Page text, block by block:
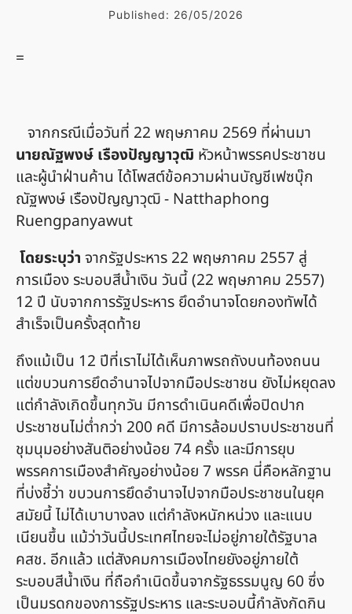
Published: 26/05/2026
=
จากกรณีเมื่อวันที่ 22 พฤษภาคม 2569 ที่ผ่านมา
นายณัฐพงษ์ เรืองปัญญาวุฒิ หัวหน้าพรรคประชาชน
และผู้นำฝ่านค้าน ได้โพสต์ข้อความผ่านบัญชีเฟซบุ๊ก
ณัฐพงษ์ เรืองปัญญาวุฒิ - Natthaphong
Ruengpanyawut
โดยระบุว่า จากรัฐประหาร 22 พฤษภาคม 2557 สู่
การเมือง ระบอบสีน้ำเงิน วันนี้ (22 พฤษภาคม 2557)
12 ปี นับจากการรัฐประหาร ยึดอำนาจโดยกองทัพได้
สำเร็จเป็นครั้งสุดท้าย
ถึงแม้เป็น 12 ปีที่เราไม่ได้เห็นภาพรถถังบนท้องถนน
แต่ขบวนการยึดอำนาจไปจากมือประชาชน ยังไม่หยุดลง
แต่กำลังเกิดขึ้นทุกวัน มีการดำเนินคดีเพื่อปิดปาก
ประชาชนไม่ต่ำกว่า 200 คดี มีการล้อมปราบประชาชนที่
ชุมนุมอย่างสันติอย่างน้อย 74 ครั้ง และมีการยุบ
พรรคการเมืองสำคัญอย่างน้อย 7 พรรค นี่คือหลักฐาน
ที่บ่งชี้ว่า ขบวนการยึดอำนาจไปจากมือประชาชนในยุค
สมัยนี้ ไม่ได้เบาบางลง แต่กำลังหนักหน่วง และแนบ
เนียนขึ้น แม้ว่าวันนี้ประเทศไทยจะไม่อยู่ภายใต้รัฐบาล
คสช. อีกแล้ว แต่สังคมการเมืองไทยยังอยู่ภายใต้
ระบอบสีน้ำเงิน ที่ถือกำเนิดขึ้นจากรัฐธรรมนูญ 60 ซึ่ง
เป็นมรดกของการรัฐประหาร และระบอบนี้กำลังกัดกิน